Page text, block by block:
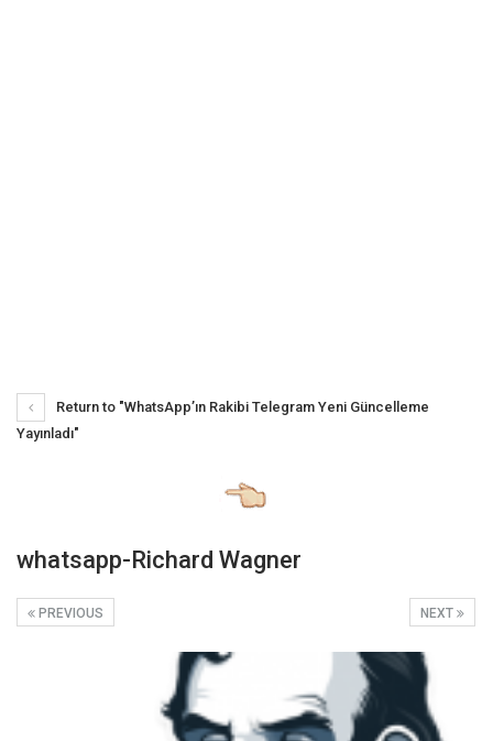
Return to "WhatsApp’ın Rakibi Telegram Yeni Güncelleme
Yayınladı"
whatsapp-Richard Wagner
NEXT
PREVIOUS